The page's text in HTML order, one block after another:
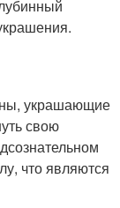
украшающие
свою
что являются